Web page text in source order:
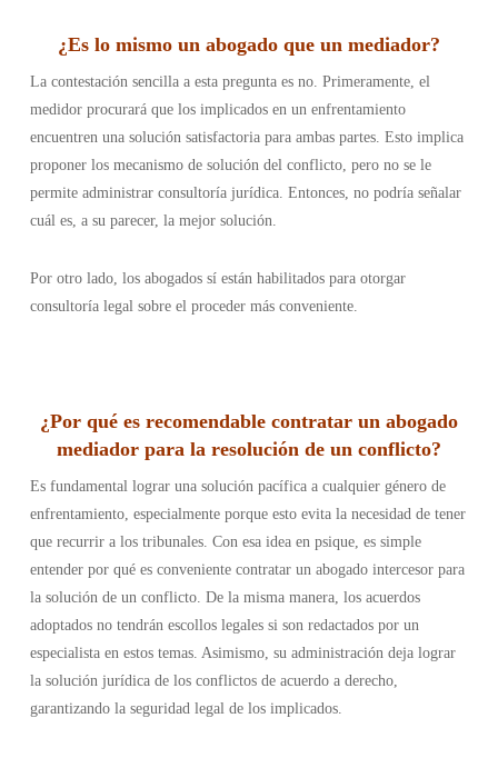
¿Es lo mismo un abogado que un mediador?
La contestación sencilla a esta pregunta es no. Primeramente, el
medidor procurará que los implicados en un enfrentamiento
encuentren una solución satisfactoria para ambas partes. Esto implica
proponer los mecanismo de solución del conflicto, pero no se le
permite administrar consultoría jurídica. Entonces, no podría señalar
cuál es, a su parecer, la mejor solución.
Por otro lado, los abogados sí están habilitados para otorgar
consultoría legal sobre el proceder más conveniente.
¿Por qué es recomendable contratar un abogado
mediador para la resolución de un conflicto?
Es fundamental lograr una solución pacífica a cualquier género de
enfrentamiento, especialmente porque esto evita la necesidad de tener
que recurrir a los tribunales. Con esa idea en psique, es simple
entender por qué es conveniente contratar un abogado intercesor para
la solución de un conflicto. De la misma manera, los acuerdos
adoptados no tendrán escollos legales si son redactados por un
especialista en estos temas. Asimismo, su administración deja lograr
la solución jurídica de los conflictos de acuerdo a derecho,
garantizando la seguridad legal de los implicados.